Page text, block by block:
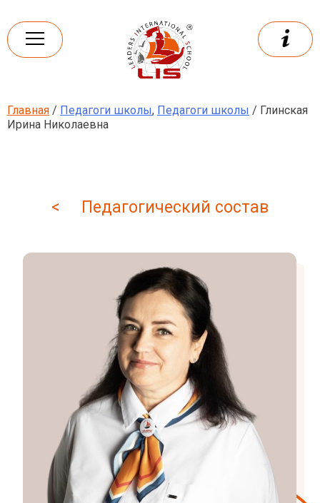
content
Leaders
International school
Главная / Педагоги школы, Педагоги школы / Глинская
Ирина Николаевна
< Педагогический состав